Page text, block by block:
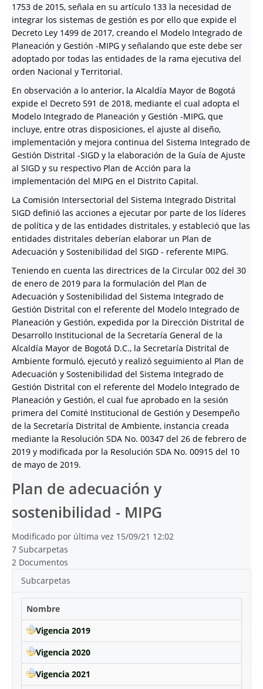
1753 de 2015, señala en su artículo 133 la necesidad de
integrar los sistemas de gestión es por ello que expide el
Decreto Ley 1499 de 2017, creando el Modelo Integrado de
Planeación y Gestión -MIPG y señalando que este debe ser
adoptado por todas las entidades de la rama ejecutiva del
orden Nacional y Territorial.
En observación a lo anterior, la Alcaldía Mayor de Bogotá
expide el Decreto 591 de 2018, mediante el cual adopta el
Modelo Integrado de Planeación y Gestión -MIPG, que
incluye, entre otras disposiciones, el ajuste al diseño,
implementación y mejora continua del Sistema Integrado de
Gestión Distrital -SIGD y la elaboración de la Guía de Ajuste
al SIGD y su respectivo Plan de Acción para la
implementación del MIPG en el Distrito Capital.
La Comisión Intersectorial del Sistema Integrado Distrital
SIGD definió las acciones a ejecutar por parte de los líderes
de política y de las entidades distritales, y estableció que las
entidades distritales deberían elaborar un Plan de
Adecuación y Sostenibilidad del SIGD - referente MIPG.
Teniendo en cuenta las directrices de la Circular 002 del 30
de enero de 2019 para la formulación del Plan de
Adecuación y Sostenibilidad del Sistema Integrado de
Gestión Distrital con el referente del Modelo Integrado de
Planeación y Gestión, expedida por la Dirección Distrital de
Desarrollo Institucional de la Secretaría General de la
Alcaldía Mayor de Bogotá D.C., la Secretaría Distrital de
Ambiente formuló, ejecutó y realizó seguimiento al Plan de
Adecuación y Sostenibilidad del Sistema Integrado de
Gestión Distrital con el referente del Modelo Integrado de
Planeación y Gestión, el cual fue aprobado en la sesión
primera del Comité Institucional de Gestión y Desempeño
de la Secretaría Distrital de Ambiente, instancia creada
mediante la Resolución SDA No. 00347 del 26 de febrero de
2019 y modificada por la Resolución SDA No. 00915 del 10
de mayo de 2019.
Plan de adecuación y
sostenibilidad - MIPG
Modificado por última vez 15/09/21 12:02
7 Subcarpetas
2 Documentos
Subcarpetas
Nombre
Vigencia 2019
Vigencia 2020
Vigencia 2021